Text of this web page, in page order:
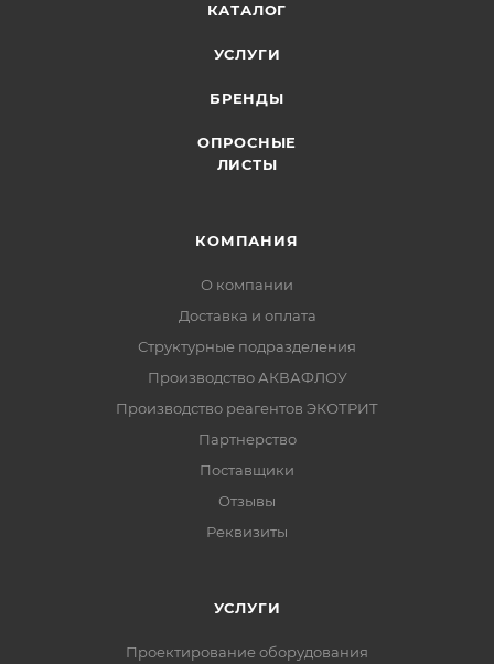
КАТАЛОГ
УСЛУГИ
БРЕНДЫ
ОПРОСНЫЕ
ЛИСТЫ
КОМПАНИЯ
О компании
Доставка и оплата
Структурные подразделения
Производство АКВАФЛОУ
Производство реагентов ЭКОТРИТ
Партнерство
Поставщики
Отзывы
Реквизиты
УСЛУГИ
Проектирование оборудования